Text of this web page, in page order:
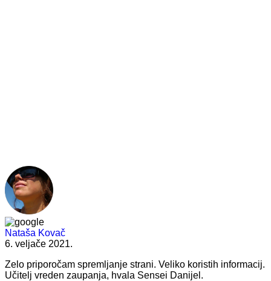
Nataša Kovač
6. veljače 2021.
Zelo priporočam spremljanje strani. Veliko koristih informacij.
Učitelj vreden zaupanja, hvala Sensei Danijel.